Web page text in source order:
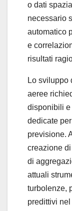
o dati
necessario
automatico
e
risultati
Lo sviluppo
aeree
disponibili e
dedicate
previsione.
creazione
di
attuali
turbolenze,
predittivi nel